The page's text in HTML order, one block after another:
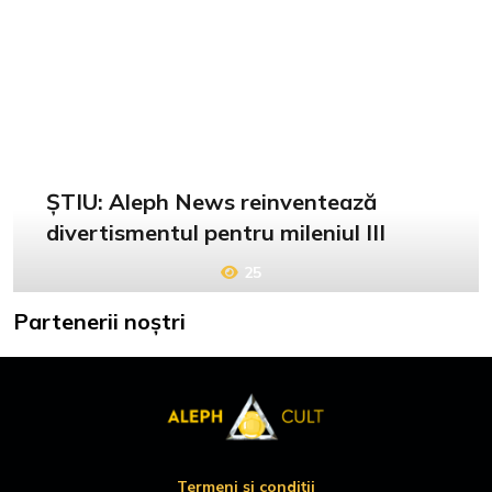
ȘTIU: Aleph News reinventează
divertismentul pentru mileniul III
25
Partenerii noștri
Termeni și condiții